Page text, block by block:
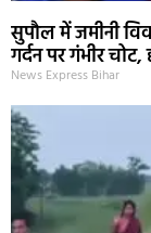
सुपौल में जमीनी
गर्दन पर गंभीर
News Express Bihar